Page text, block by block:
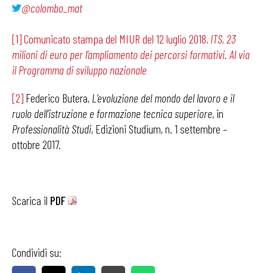
@colombo_mat
[1]Comunicato stampa del MIUR del 12 luglio 2018, ITS, 23
milioni di euro per l’ampliamento dei percorsi formativi. Al via
il Programma di sviluppo nazionale
[2] Federico Butera, L’evoluzione del mondo del lavoro e il
ruolo dell’istruzione e formazione tecnica superiore, in
Professionalità Studi, Edizioni Studium, n. 1 settembre –
ottobre 2017.
Scarica il PDF
Condividi su: